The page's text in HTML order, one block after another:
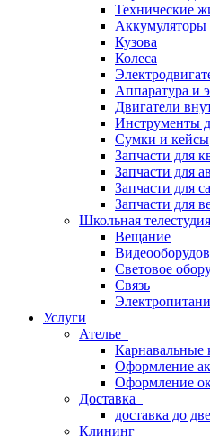
Технические
Аккумуляторы
Кузова
Колеса
Аппаратура и
Двигатели
Инструменты
Сумки и кейсы
Запчасти для
Запчасти для
Запчасти для
Запчасти для
Школьная телестудия
Вещание
Световое
Связь
Услуги
Ателье
Карнавальные
Оформление
Оформление
Доставка
доставка до
Клининг